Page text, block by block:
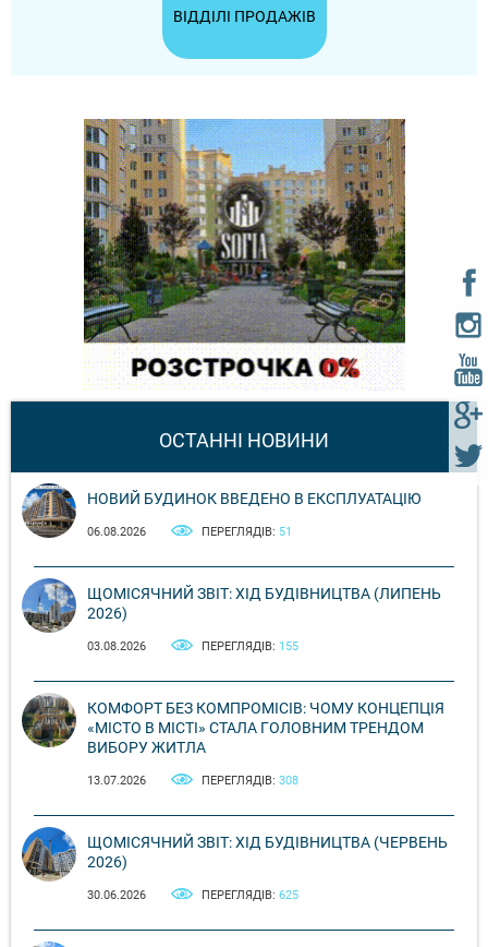
ВІДДІЛІ ПРОДАЖІВ
ОСТАННІ НОВИНИ
НОВИЙ БУДИНОК ВВЕДЕНО В ЕКСПЛУАТАЦІЮ
06.08.2026 ПЕРЕГЛЯДІВ: 51
ЩОМІСЯЧНИЙ ЗВІТ: ХІД БУДІВНИЦТВА (ЛИПЕНЬ
2026)
03.08.2026 ПЕРЕГЛЯДІВ: 155
КОМФОРТ БЕЗ КОМПРОМІСІВ: ЧОМУ КОНЦЕПЦІЯ
«МІСТО В МІСТІ» СТАЛА ГОЛОВНИМ ТРЕНДОМ
ВИБОРУ ЖИТЛА
13.07.2026 ПЕРЕГЛЯДІВ: 308
ЩОМІСЯЧНИЙ ЗВІТ: ХІД БУДІВНИЦТВА (ЧЕРВЕНЬ
2026)
30.06.2026 ПЕРЕГЛЯДІВ: 625